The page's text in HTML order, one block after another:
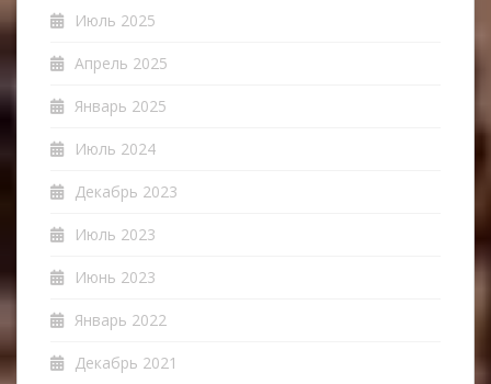
Июль 2025
Апрель 2025
Январь 2025
Июль 2024
Декабрь 2023
Июль 2023
Июнь 2023
Январь 2022
Декабрь 2021